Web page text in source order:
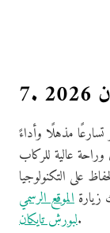
توفر تسارعًا مذهلًا وأداءً
على التكنولوجيا
زيارة الموقع الرسمي
لبورش تايكان.